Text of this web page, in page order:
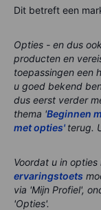
Dit betreft een
Opties - en dus
producten en
toepassingen een
u goed bekend
dus eerst verder
thema 'Beginnen
met opties' terug.
Voordat u in
ervaringstoets
via 'Mijn Profiel',
'Opties'.